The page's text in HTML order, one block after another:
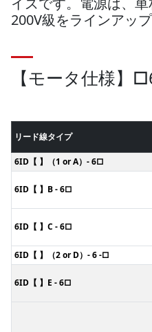
200V級をラインアップ
【モータ仕様】
リード線タイプ
6ID【 】（1 or A）- 6□
6ID【 】B - 6□
6ID【 】C - 6□
6ID【 】（2 or D）- 6 -□
6ID【 】E - 6□